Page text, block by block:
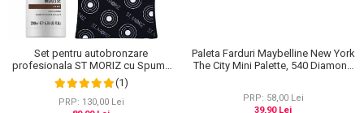
Set pentru autobronzare
profesionala ST MORIZ cu Spuma
Dark Fast Drying si Manusa Velvet
Tanning Mitt
(1)
PRP: 130,00 Lei
Paleta Farduri Maybelline New York
The City Mini Palette, 540 Diamond
PRP: 58,00 Lei
39,90 Lei